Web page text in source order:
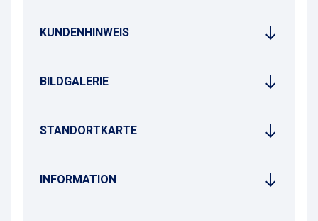
KUNDENHINWEIS
BILDGALERIE
STANDORTKARTE
INFORMATION